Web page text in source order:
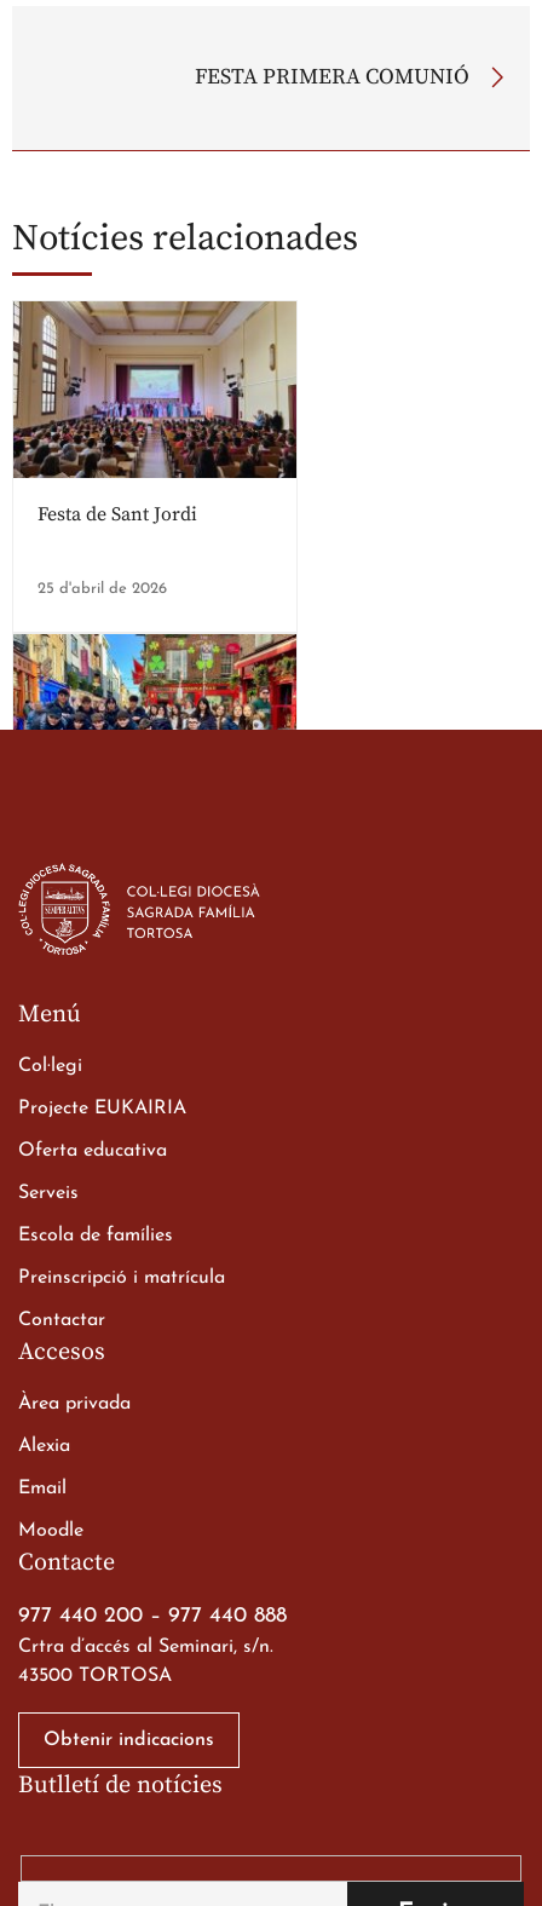
FESTA PRIMERA COMUNIÓ
Notícies relacionades
Festa de Sant Jordi
25 d'abril de 2026
d’ESO-BSD a Irlanda
23 de març de 2026
Xerrada del Sr. Bisbe als
Batxillerat
a les ciutats imperials
alumnes al Tortosa
Contacte
977 440 200 – 977 440 888
Crtra d’accés al Seminari, s/n.
43500 TORTOSA
Obtenir indicacions
Menú
Col·legi
Projecte EUKAIRIA
Oferta educativa
Serveis
Escola de famílies
Preinscripció i matrícula
Contactar
Accesos
Àrea privada
Alexia
Email
Moodle
Butlletí de notícies